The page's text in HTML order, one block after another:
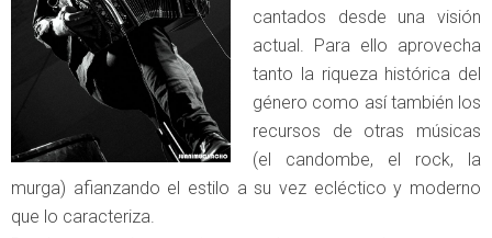
cantados desde una visión
actual. Para ello aprovecha
tanto la riqueza histórica del
género como así también los
recursos de otras músicas
(el candombe, el rock, la
murga) afianzando el estilo a su vez ecléctico y moderno
que lo caracteriza.